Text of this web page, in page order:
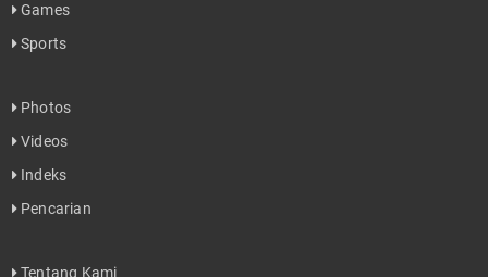
Games
Sports
Photos
Videos
Indeks
Pencarian
Tentang Kami